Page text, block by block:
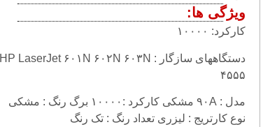
ویژگی ها:
کارکرد: ۱۰۰۰۰
دستگاههای سازگار : HP LaserJet ۶۰۱N ۶۰۲N ۶۰۳N
۴۵۵۵
مدل : ۹۰A مشکی کارکرد :۱۰۰۰۰ برگ رنگ : مشکی
نوع کارتریج : لیزری تعداد رنگ : تک رنگ